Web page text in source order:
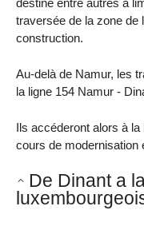
destiné entre autres à
traversée de la zone de
construction.
Au-delà de Namur, les
la ligne 154 Namur -
Ils accéderont alors à
cours de modernisation
De Dinant a